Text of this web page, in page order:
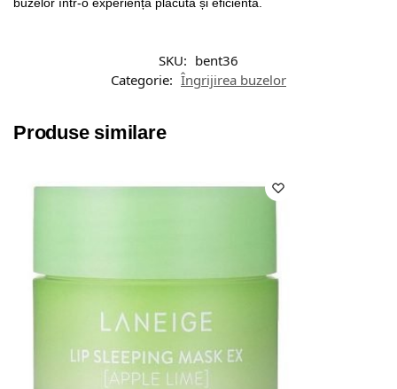
SKU: bent36
Categorie: Îngrijirea buzelor
Produse similare